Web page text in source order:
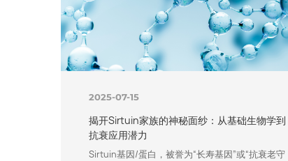
2025-07-15
揭开Sirtuin家族的神秘面纱：从基础生物学到
抗衰应用潜力
Sirtuin基因/蛋白，被誉为“长寿基因”或“抗衰老守